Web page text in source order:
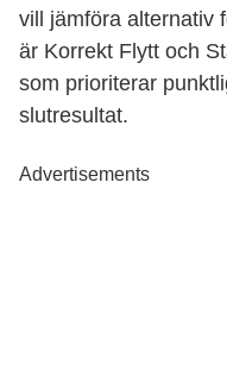
vill jämföra alternativ
är Korrekt Flytt och
som prioriterar
slutresultat.
Advertisements